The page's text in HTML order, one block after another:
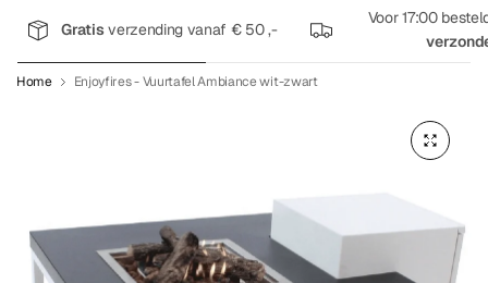
op
Gratisverzending vanaf € 50 ,-
Voor 17:00
Home Enjoyfires - Vuurtafel Ambiance wit-zwart